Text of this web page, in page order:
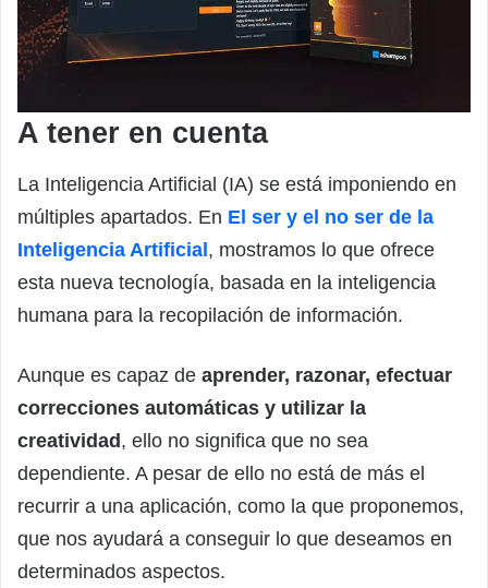
A tener en cuenta
La Inteligencia Artificial (IA) se está imponiendo en
múltiples apartados. En El ser y el no ser de la
Inteligencia Artificial , mostramos lo que ofrece
esta nueva tecnología, basada en la inteligencia
humana para la recopilación de información.
Aunque es capaz de aprender, razonar, efectuar
correcciones automáticas y utilizar la
creatividad , ello no significa que no sea
dependiente. A pesar de ello no está de más el
recurrir a una aplicación, como la que proponemos,
que nos ayudará a conseguir lo que deseamos en
determinados aspectos.